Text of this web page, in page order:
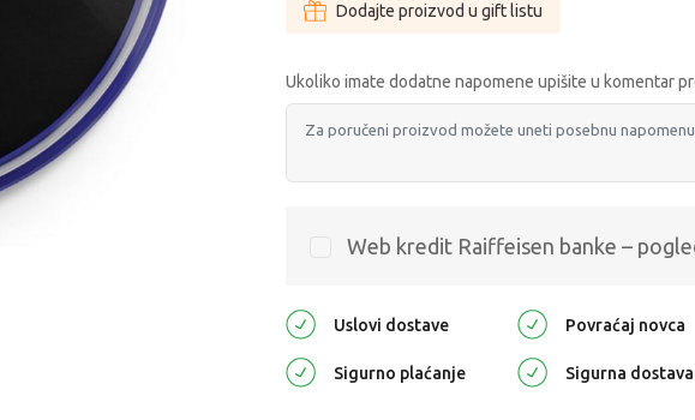
Dodajte proizvod u gift listu
Ukoliko imate dodatne napomene upišite u komentar
Web kredit Raiffeisen banke –
Uslovi dostave Povraćaj novca
Sigurno plaćanje Sigurna dostava